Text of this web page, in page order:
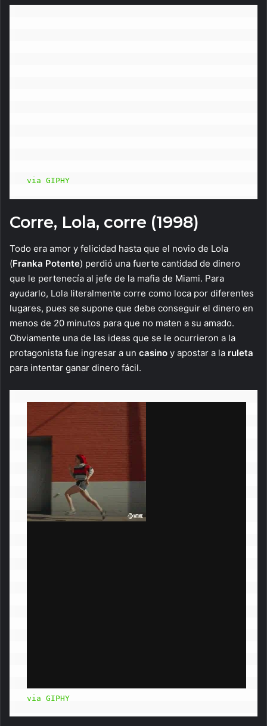
via GIPHY
Corre, Lola, corre (1998)
Todo era amor y felicidad hasta que el novio de Lola
(Franka Potente) perdió una fuerte cantidad de dinero
que le pertenecía al jefe de la mafia de Miami. Para
ayudarlo, Lola literalmente corre como loca por diferentes
lugares, pues se supone que debe conseguir el dinero en
menos de 20 minutos para que no maten a su amado.
Obviamente una de las ideas que se le ocurrieron a la
protagonista fue ingresar a un casino y apostar a la ruleta
para intentar ganar dinero fácil.
via GIPHY